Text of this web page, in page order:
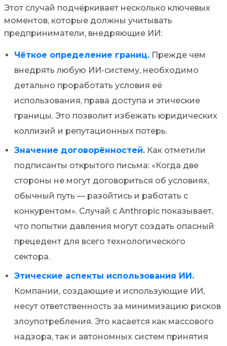
Этот случай подчёркивает несколько ключевых
моментов, которые должны учитывать
предприниматели, внедряющие ИИ:
Чёткое определение границ. Прежде чем
внедрять любую ИИ-систему, необходимо
детально проработать условия её
использования, права доступа и этические
границы. Это позволит избежать юридических
коллизий и репутационных потерь.
Значение договорённостей. Как отметили
подписанты открытого письма: «Когда две
стороны не могут договориться об условиях,
обычный путь — разойтись и работать с
конкурентом». Случай с Anthropic показывает,
что попытки давления могут создать опасный
прецедент для всего технологического
сектора.
Этические аспекты использования ИИ.
Компании, создающие и использующие ИИ,
несут ответственность за минимизацию рисков
злоупотребления. Это касается как массового
надзора, так и автономных систем принятия